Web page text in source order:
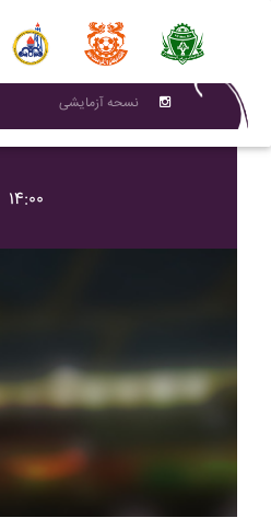
نسحه آزمایشی
۱۴:۰۰